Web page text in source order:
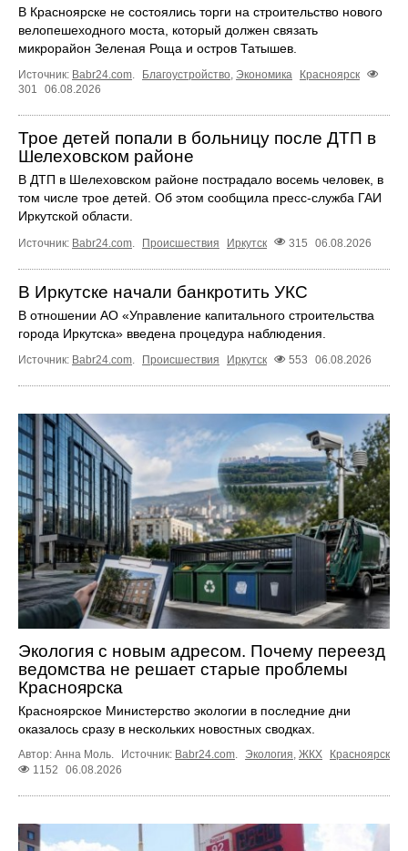
В Красноярске не состоялись торги на строительство нового
велопешеходного моста, который должен связать
микрорайон Зеленая Роща и остров Татышев.
Источник: Babr24.com. Благоустройство, Экономика
Красноярск
301
06.08.2026
Трое детей попали в больницу после ДТП в
Шелеховском районе
В ДТП в Шелеховском районе пострадало восемь человек, в
том числе трое детей. Об этом сообщила пресс‑служба ГАИ
Иркутской области.
Источник: Babr24.com Происшествия Иркутск 315 06.08.2026
В Иркутске начали банкротить УКС
В отношении АО «Управление капитального строительства
города Иркутска» введена процедура наблюдения.
Источник: Babr24.com Происшествия Иркутск 553 06.08.2026
Экология с новым адресом. Почему переезд
ведомства не решает старые проблемы
Красноярска
Красноярское Министерство экологии в последние дни
оказалось сразу в нескольких новостных сводках.
Автор: Анна Моль. Источник: Babr24.com. Экология, ЖКХ
Красноярск
1152
06.08.2026